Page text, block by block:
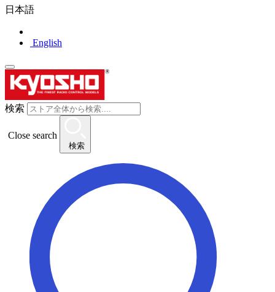
日本語
English
検索
Close search
検索